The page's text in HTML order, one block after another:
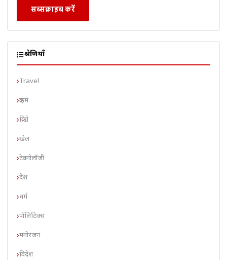
सब्सक्राइब करें
श्रेणियाँ
Travel
क्राइम
क्रिप्टो
खेल
टेक्नोलॉजी
देश
धर्म
पॉलिटिक्स
मनोरंजन
विदेश